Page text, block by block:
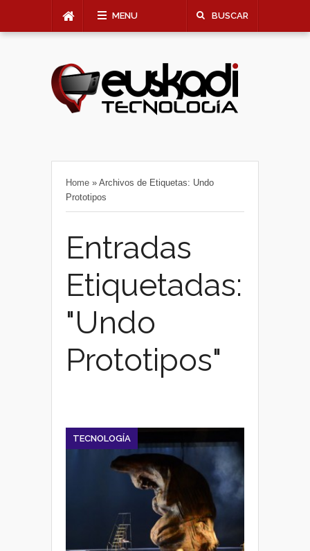
MENU BUSCAR
Home » Archivos de Etiquetas: Undo
Prototipos
Entradas
Etiquetadas:
"Undo
Prototipos"
TECNOLOGÍA